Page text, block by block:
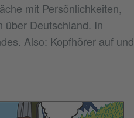
mit Persönlichkeiten,
über Deutschland. In
Also: Kopfhörer auf und